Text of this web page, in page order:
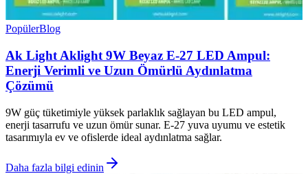
PopülerBlog
Ak Light Aklight 9W Beyaz E-27 LED Ampul:
Enerji Verimli ve Uzun Ömürlü Aydınlatma
Çözümü
9W güç tüketimiyle yüksek parlaklık sağlayan bu LED ampul,
enerji tasarrufu ve uzun ömür sunar. E-27 yuva uyumu ve estetik
tasarımıyla ev ve ofislerde ideal aydınlatma sağlar.
Daha fazla bilgi edinin